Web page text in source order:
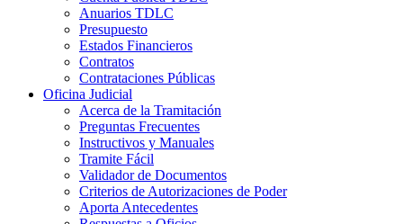
Anuarios TDLC
Presupuesto
Estados Financieros
Contratos
Contrataciones Públicas
Oficina Judicial
Acerca de la Tramitación
Preguntas Frecuentes
Instructivos y Manuales
Tramite Fácil
Validador de Documentos
Criterios de Autorizaciones de Poder
Aporta Antecedentes